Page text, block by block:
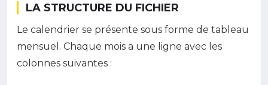
LA STRUCTURE DU FICHIER
Le calendrier se présente sous forme de tableau
mensuel. Chaque mois a une ligne avec les
colonnes suivantes :